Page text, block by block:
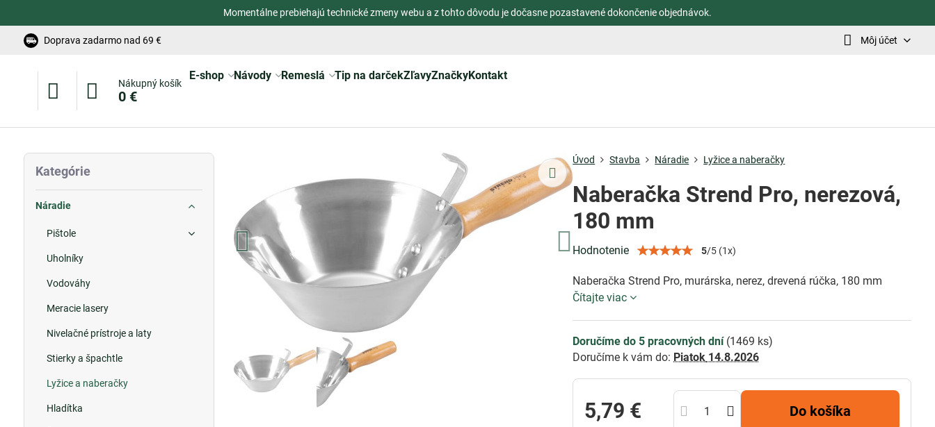
Momentálne prebiehajú technické zmeny webu a z tohto dôvodu je dočasne pozastavené dokončenie objednávok.
Doprava zadarmo nad 69 € Môj účet
Nákupný košík
0 €
E-shop Návody Remeslá Tip na darčekZľavyZnačkyKontakt
Úvod Stavba Náradie Lyžice a naberačky
Naberačka Strend Pro, nerezová,
180 mm
Hodnotenie 5/5 (1x)
Naberačka Strend Pro, murárska, nerez, drevená rúčka, 180 mm
Čítajte viac
Doručíme do 5 pracovných dní (1469 ks)
Doručíme k vám do: Piatok 14.8.2026
5,79 € Do košíka
Kategórie
Náradie
Pištole
Uholníky
Vodováhy
Meracie lasery
Nivelačné prístroje a laty
Stierky a špachtle
Lyžice a naberačky
Hladítka